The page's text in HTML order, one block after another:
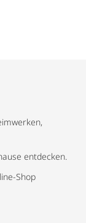
entdecken.
Shop